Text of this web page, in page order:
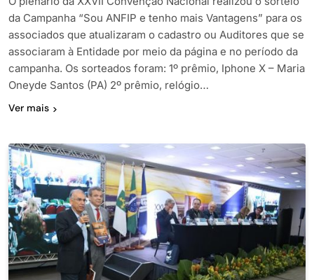
da Campanha “Sou ANFIP e tenho mais Vantagens” para os
associados que atualizaram o cadastro ou Auditores que se
associaram à Entidade por meio da página e no período da
campanha. Os sorteados foram: 1º prêmio, Iphone X – Maria
Oneyde Santos (PA) 2º prêmio, relógio…
Ver mais